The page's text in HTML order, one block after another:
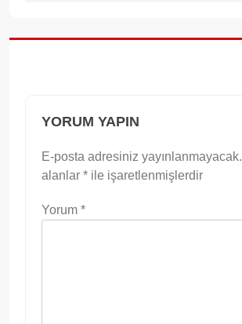
YORUM YAPIN
E-posta adresiniz yayınlanmayacak.
alanlar * ile işaretlenmişlerdir
Yorum *